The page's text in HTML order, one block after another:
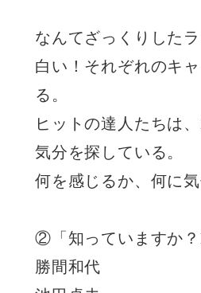
なんてざっくりした
白い！それぞれのキ
る。
ヒットの達人たちは
気分を探している。
何を感じるか、何に気
②「知っていますか？
勝間和代